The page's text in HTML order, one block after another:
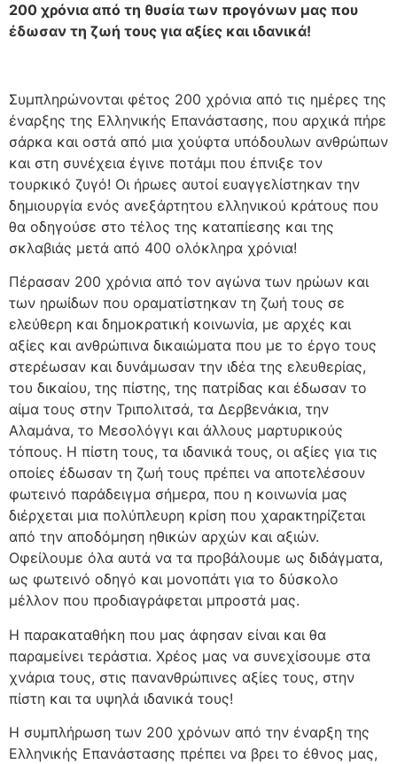
200 χρόνια από τη θυσία των προγόνων μας που
έδωσαν τη ζωή τους για αξίες και ιδανικά!
Συμπληρώνονται φέτος 200 χρόνια από τις ημέρες της
έναρξης της Ελληνικής Επανάστασης, που αρχικά πήρε
σάρκα και οστά από μια χούφτα υπόδουλων ανθρώπων
και στη συνέχεια έγινε ποτάμι που έπνιξε τον
τουρκικό ζυγό! Οι ήρωες αυτοί ευαγγελίστηκαν την
δημιουργία ενός ανεξάρτητου ελληνικού κράτους που
θα οδηγούσε στο τέλος της καταπίεσης και της
σκλαβιάς μετά από 400 ολόκληρα χρόνια!
Πέρασαν 200 χρόνια από τον αγώνα των ηρώων και
των ηρωίδων που οραματίστηκαν τη ζωή τους σε
ελεύθερη και δημοκρατική κοινωνία, με αρχές και
αξίες και ανθρώπινα δικαιώματα που με το έργο τους
στερέωσαν και δυνάμωσαν την ιδέα της ελευθερίας,
του δικαίου, της πίστης, της πατρίδας και έδωσαν το
αίμα τους στην Τριπολιτσά, τα Δερβενάκια, την
Αλαμάνα, το Μεσολόγγι και άλλους μαρτυρικούς
τόπους. Η πίστη τους, τα ιδανικά τους, οι αξίες για τις
οποίες έδωσαν τη ζωή τους πρέπει να αποτελέσουν
φωτεινό παράδειγμα σήμερα, που η κοινωνία μας
διέρχεται μια πολύπλευρη κρίση που χαρακτηρίζεται
από την αποδόμηση ηθικών αρχών και αξιών.
Οφείλουμε όλα αυτά να τα προβάλουμε ως διδάγματα,
ως φωτεινό οδηγό και μονοπάτι για το δύσκολο
μέλλον που προδιαγράφεται μπροστά μας.
Η παρακαταθήκη που μας άφησαν είναι και θα
παραμείνει τεράστια. Χρέος μας να συνεχίσουμε στα
χνάρια τους, στις πανανθρώπινες αξίες τους, στην
πίστη και τα υψηλά ιδανικά τους!
Η συμπλήρωση των 200 χρόνων από την έναρξη της
Ελληνικής Επανάστασης πρέπει να βρει το έθνος μας,